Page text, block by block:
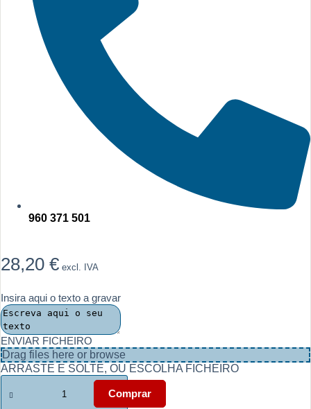
960 371 501
28,20 € excl. IVA
Insira aqui o texto a gravar
ENVIAR FICHEIRO
Drag files here or browse
ARRASTE E SOLTE, OU ESCOLHA FICHEIRO
Quantidade
de
Comprar